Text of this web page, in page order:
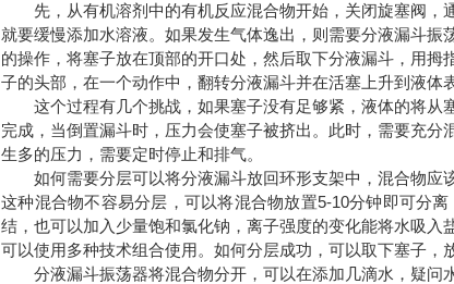
先，从有机溶剂中的有机反应混合物开始，关闭旋塞阀，
就要缓慢添加水溶液。如果发生气体逸出，则需要分液漏斗
的操作，将塞子放在顶部的开口处，然后取下分液漏斗，用
子的头部，在一个动作中，翻转分液漏斗并在活塞上升到液体
这个过程有几个挑战，如果塞子没有足够紧，液体的将从
完成，当倒置漏斗时，压力会使塞子被挤出。此时，需要充
生多的压力，需要定时停止和排气。
如何需要分层可以将分液漏斗放回环形支架中，混合物应
这种混合物不容易分层，可以将混合物放置5-10分钟即可分
结，也可以加入少量饱和氯化钠，离子强度的变化能将水吸
可以使用多种技术组合使用。如何分层成功，可以取下塞子
分液漏斗振荡器将混合物分开，可以在添加几滴水，疑问